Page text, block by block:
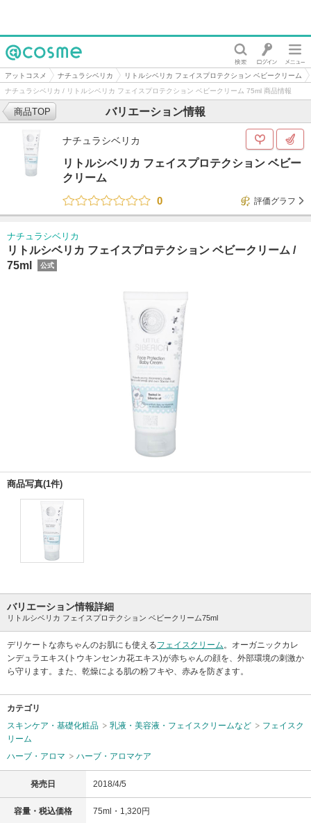
@cosme
アットコスメ ナチュラシベリカ
リトルシベリカ フェイスプロテクション ベビークリーム
ナチュラシベリカ / リトルシベリカ フェイスプロテクション ベビークリーム 75ml 商品情報
バリエーション情報
商品TOP
ナチュラシベリカ
リトルシベリカ フェイスプロテクション ベビー
クリーム
0
評価グラフ
ナチュラシベリカ
リトルシベリカ フェイスプロテクション ベビークリーム /
75ml
公式
商品写真(1件)
バリエーション情報詳細
リトルシベリカ フェイスプロテクション ベビークリーム75ml
デリケートな赤ちゃんのお肌にも使えるフェイスクリーム。オーガニックカレ
ンデュラエキス(トウキンセンカ花エキス)が赤ちゃんの顔を、外部環境の刺激か
ら守ります。また、乾燥による肌の粉フキや、赤みを防ぎます。
カテゴリ
スキンケア・基礎化粧品
乳液・美容液・フェイスクリームなど
フェイスク
リーム
ハーブ・アロマ
ハーブ・アロマケア
発売日 2018/4/5
容量・税込価格 75ml・1,320円